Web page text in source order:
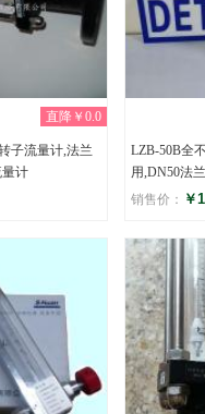
直降￥0.0
子流量计,法兰
量计
LZB-50B全
用,DN50法
销售价： ￥
评分